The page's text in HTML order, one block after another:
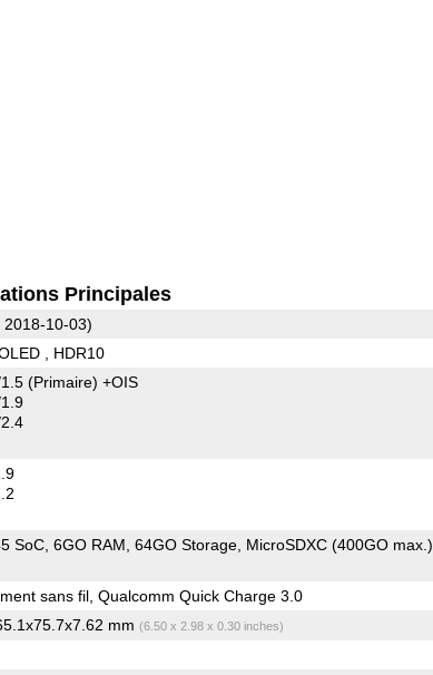
Principales
10-03)
, HDR10
(Primaire) +OIS
SoC 6GO RAM 64GO Storage MicroSDXC (400GO max.)
sans fil, Qualcomm Quick Charge 3.0
mm (6.50 x 2.98 x 0.30 inches)